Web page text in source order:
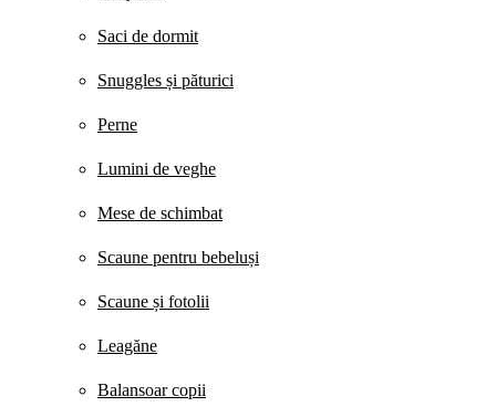
Saci de dormit
Snuggles și păturici
Perne
Lumini de veghe
Mese de schimbat
Scaune pentru bebeluși
Scaune și fotolii
Leagăne
Balansoar copii